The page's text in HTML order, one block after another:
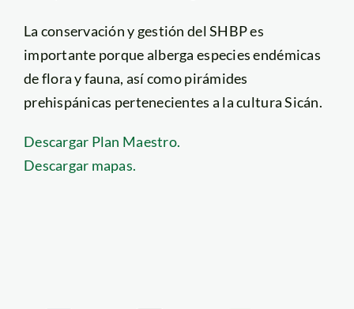
La conservación y gestión del SHBP es
importante porque alberga especies endémicas
de flora y fauna, así como pirámides
prehispánicas pertenecientes a la cultura Sicán.
Descargar Plan Maestro.
Descargar mapas.